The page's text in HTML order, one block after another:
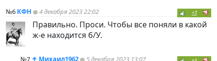
№6 КФН 4 декабря 2023 22:02 +7
Правильно. Проси. Чтобы все поняли в какой
ж-е находится б/У.
№7 ↑ Михаил1962 5 декабря 2023 13:07